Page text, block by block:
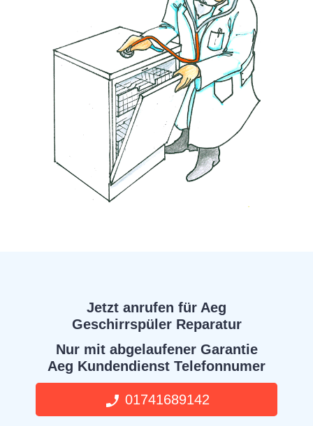
Jetzt anrufen für Aeg
Geschirrspüler Reparatur
Nur mit abgelaufener Garantie
Aeg Kundendienst Telefonnumer
01741689142